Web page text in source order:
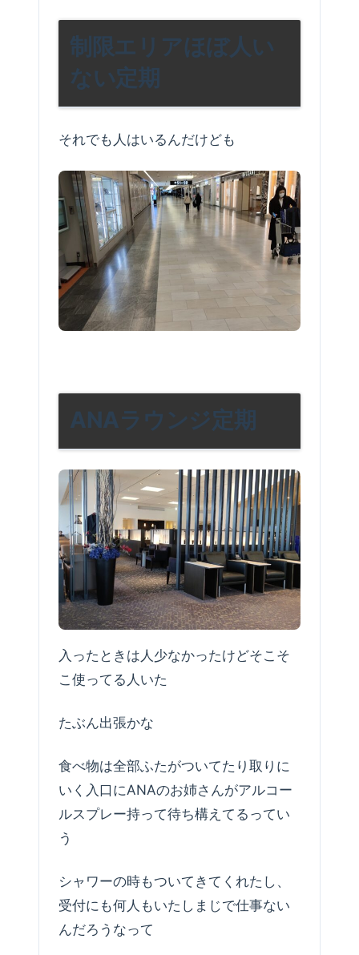
制限エリアほぼ人い
ない定期
それでも人はいるんだけども
ANAラウンジ定期
入ったときは人少なかったけどそこそ
こ使ってる人いた
たぶん出張かな
食べ物は全部ふたがついてたり取りに
いく入口にANAのお姉さんがアルコー
ルスプレー持って待ち構えてるってい
う
シャワーの時もついてきてくれたし、
受付にも何人もいたしまじで仕事ない
んだろうなって